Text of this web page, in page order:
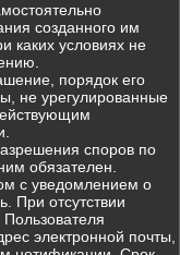
созданного им
каких условиях не
порядок его
не урегулированные
споров по
обязателен.
с уведомлением о
При отсутствии
электронной почты,